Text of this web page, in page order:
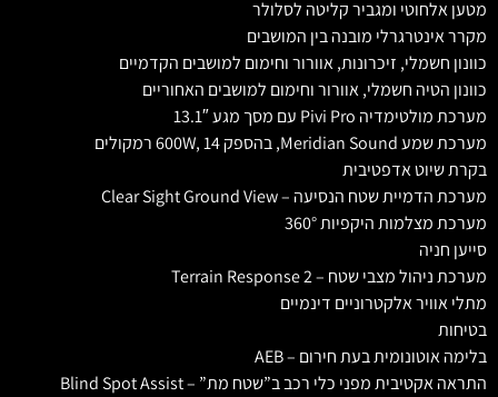
מטען אלחוטי ומגביר קליטה לסלולר
מקרר אינטרגרלי מובנה בין המושבים
כוונון חשמלי, זיכרונות, אוורור וחימום למושבים הקדמיים
כוונון הטיה חשמלי, אוורור וחימום למושבים האחוריים
מערכת מולטימדיה Pivi Pro עם מסך מגע 13.1″
מערכת שמע Meridian Sound, בהספק 600W, 14 רמקולים
בקרת שיוט אדפטיבית
מערכת הדמיית שטח הנסיעה – Clear Sight Ground View
מערכת מצלמות היקפיות 360°
סייען חניה
מערכת ניהול מצבי שטח – Terrain Response 2
מתלי אוויר אלקטרוניים דינמיים
בטיחות
בלימה אוטונומית בעת חירום – AEB
התראה אקטיבית מפני כלי רכב ב”שטח מת” – Blind Spot Assist